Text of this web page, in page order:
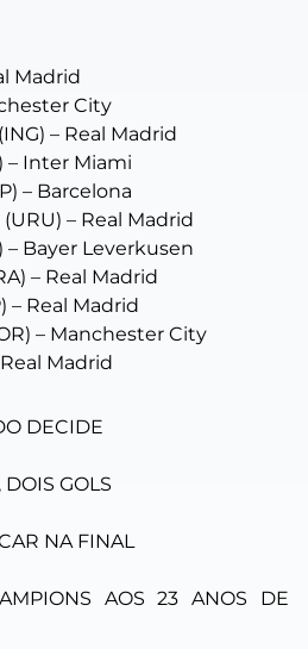
Madrid
City
– Real Madrid
– Inter Miami
– Barcelona
– Real Madrid
– Bayer Leverkusen
– Real Madrid
– Real Madrid
– Manchester City
Madrid
DECIDE
GOLS
NA FINAL
AOS 23 ANOS DE